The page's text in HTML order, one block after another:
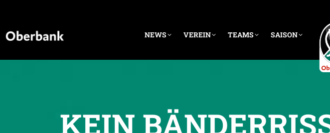
NEWS VEREIN TEAMS SAISON
KEIN